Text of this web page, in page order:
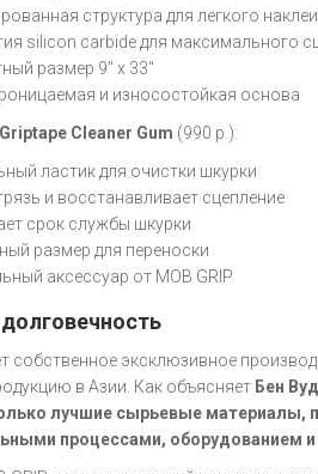
структура для легкого
silicon carbide для максимального
размер 9" x 33"
и износостойкая основа
Cleaner Gum (990 р.):
ластик для очистки шкурки
и восстанавливает сцепление
срок службы шкурки
размер для переноски
аксессуар от MOB GRIP
собственное эксклюзивное
в Азии. Как объясняет Бен
лучшие сырьевые материалы,
процессами, оборудованием